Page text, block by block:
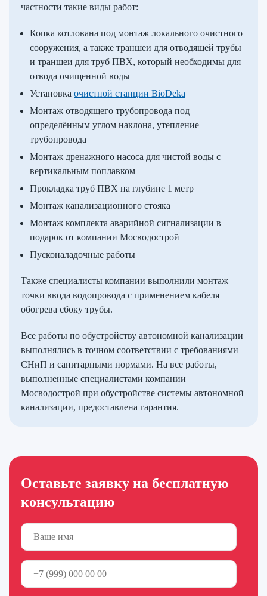
частности такие виды работ:
Копка котлована под монтаж локального очистного
сооружения, а также траншеи для отводящей трубы
и траншеи для труб ПВХ, который необходимы для
отвода очищенной воды
Установка очистной станции BioDeka
Монтаж отводящего трубопровода под
определённым углом наклона, утепление
трубопровода
Монтаж дренажного насоса для чистой воды с
вертикальным поплавком
Прокладка труб ПВХ на глубине 1 метр
Монтаж канализационного стояка
Монтаж комплекта аварийной сигнализации в
подарок от компании Мосводострой
Пусконаладочные работы
Также специалисты компании выполнили монтаж
точки ввода водопровода с применением кабеля
обогрева сбоку трубы.
Все работы по обустройству автономной канализации
выполнялись в точном соответствии с требованиями
СНиП и санитарными нормами. На все работы,
выполненные специалистами компании
Мосводострой при обустройстве системы автономной
канализации, предоставлена гарантия.
Оставьте заявку на бесплатную
консультацию